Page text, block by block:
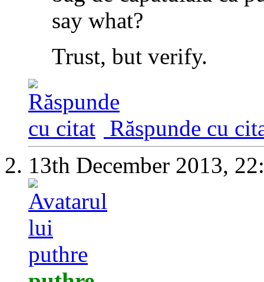
say what?
Trust, but verify.
Răspunde cu
13th December 2013,